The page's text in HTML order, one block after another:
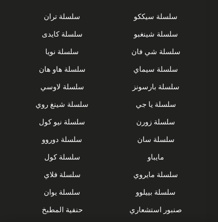
سلسلة سيككو
سلسلة تران
سلسلة شينغبو
سلسلة كايدى
سلسلة شي فان
سلسلة نويا
سلسلة سيماي
سلسلة هاو هان
سلسلة بارسونز
سلسلة لاوسي
سلسلة يا جي
سلسلة شينغ روي
سلسلة زورن
سلسلة نيو كول
سلسلة سان
سلسلة دوروو
مايباو
سلسلة كول
سلسلة مايروي
سلسلة فلاي
سلسلة بييلوو
سلسلة يوان
صنبور استشعاري
حنفية المطبخ